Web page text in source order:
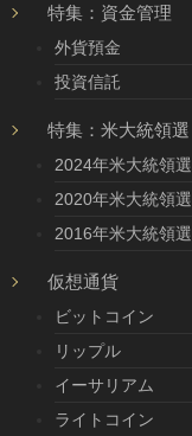
特集：資金管理
外貨預金
投資信託
特集：米大統領選
2024年米大統領選
2020年米大統領選
2016年米大統領選
仮想通貨
ビットコイン
リップル
イーサリアム
ライトコイン